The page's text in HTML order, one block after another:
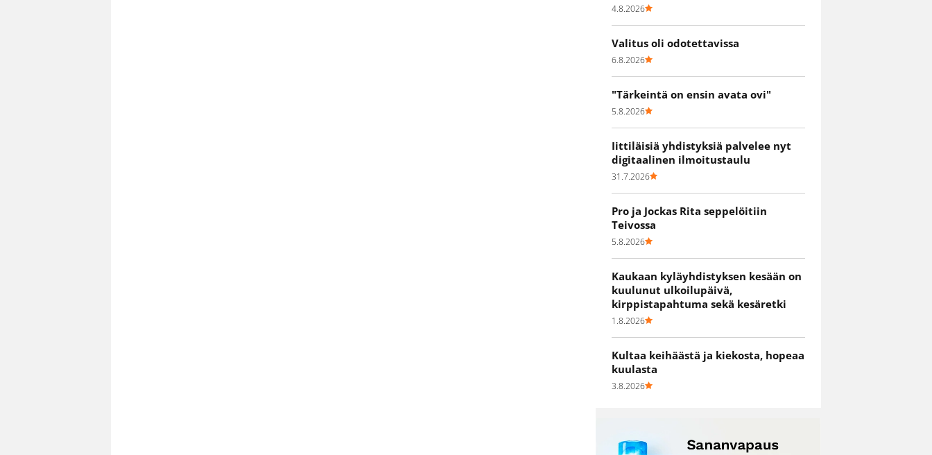
4.8.2026
Valitus oli odotettavissa
6.8.2026
"Tärkeintä on ensin avata ovi"
5.8.2026
Iittiläisiä yhdistyksiä palvelee nyt
digitaalinen ilmoitustaulu
31.7.2026
Pro ja Jockas Rita seppelöitiin
Teivossa
5.8.2026
Kaukaan kyläyhdistyksen kesään on
kuulunut ulkoilupäivä,
kirppistapahtuma sekä kesäretki
1.8.2026
Kultaa keihäästä ja kiekosta, hopeaa
kuulasta
3.8.2026